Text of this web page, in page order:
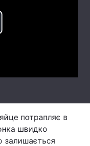
потрапляє в
швидко
залишається